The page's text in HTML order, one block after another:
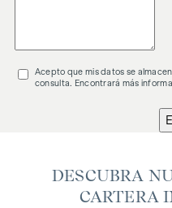
Acepto que mis datos se
consulta. Encontrará más
DESCUBRA
CARTERA